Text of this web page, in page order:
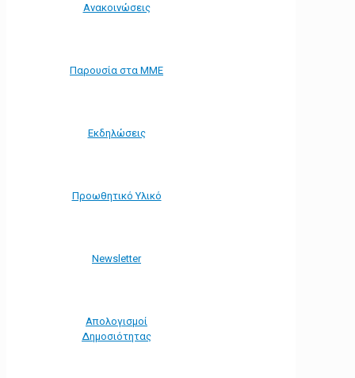
Ανακοινώσεις
Παρουσία στα ΜΜΕ
Εκδηλώσεις
Προωθητικό Υλικό
Νewsletter
Απολογισμοί
Δημοσιότητας